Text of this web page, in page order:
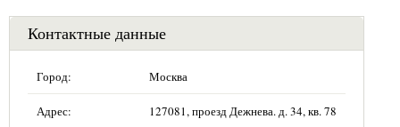
Контактные данные
Город: Москва
Адрес: 127081, проезд Дежнева. д. 34, кв. 78